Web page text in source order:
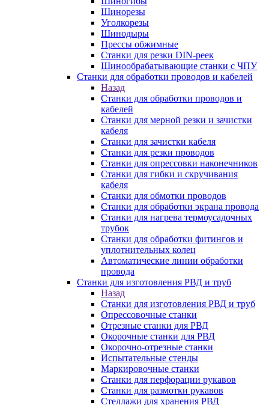
Шинорезы
Уголкорезы
Шинодыры
Прессы обжимные
Станки для резки DIN-реек
Шинообрабатывающие станки с ЧПУ
Станки для обработки проводов и кабелей
Назад
Станки для обработки проводов и
кабелей
Станки для мерной резки и зачистки
кабеля
Станки для зачистки кабеля
Станки для резки проводов
Станки для опрессовки наконечников
Станки для гибки и скручивания
кабеля
Станки для обмотки проводов
Станки для обработки экрана провода
Станки для нагрева термоусадочных
трубок
Станки для обработки фитингов и
уплотнительных колец
Автоматические линии обработки
провода
Станки для изготовления РВД и труб
Назад
Станки для изготовления РВД и труб
Опрессовочные станки
Отрезные станки для РВД
Окорочные станки для РВД
Окорочно-отрезные станки
Испытательные стенды
Маркировочные станки
Станки для перфорации рукавов
Станки для размотки рукавов
Стеллажи для хранения РВД